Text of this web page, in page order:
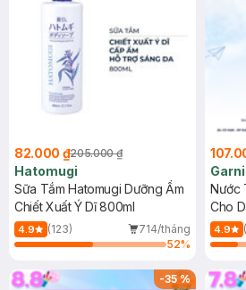
82.000 ₫205.000 ₫
Hatomugi
Sữa Tắm Hatomugi Dưỡng Ẩm
Chiết Xuất Ý Dĩ 800ml
4.9 (123)
714/tháng
52%
Nước
Cho
(Mới)
4.9
-35%